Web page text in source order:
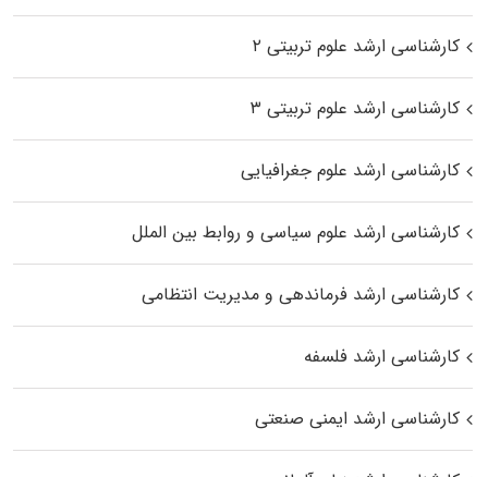
کارشناسی ارشد علوم تربیتی ۲
کارشناسی ارشد علوم تربیتی ۳
کارشناسی ارشد علوم جغرافیایی
کارشناسی ارشد علوم سیاسی و روابط بین الملل
کارشناسی ارشد فرماندهی و مدیریت انتظامی
کارشناسی ارشد فلسفه
کارشناسی ارشد ایمنی صنعتی